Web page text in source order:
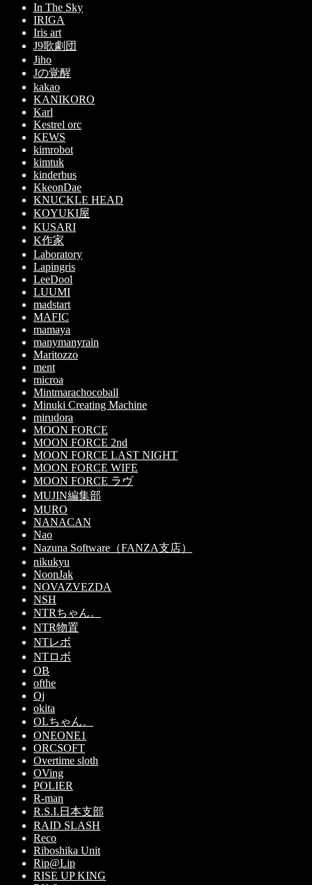
In The Sky
IRIGA
Iris art
J9歌劇団
Jiho
Jの覚醒
kakao
KANIKORO
Karl
Kestrel orc
KEWS
kimrobot
kimtuk
kinderbus
KkeonDae
KNUCKLE HEAD
KOYUKI屋
KUSARI
K作家
Laboratory
Lapingris
LeeDool
LUUMI
madstart
MAFIC
mamaya
manymanyrain
Maritozzo
ment
microa
Mintmarachocoball
Minuki Creating Machine
mirudora
MOON FORCE
MOON FORCE 2nd
MOON FORCE LAST NIGHT
MOON FORCE WIFE
MOON FORCE ラヴ
MUJIN編集部
MURO
NANACAN
Nao
Nazuna Software（FANZA支店）
nikukyu
NoonJak
NOVAZVEZDA
NSH
NTRちゃん。
NTR物置
NTレボ
NTロボ
OB
ofthe
Oj
okita
OLちゃん。
ONEONE1
ORCSOFT
Overtime sloth
OVing
POLIER
R-man
R.S.I.日本支部
RAID SLASH
Reco
Riboshika Unit
Rip@Lip
RISE UP KING